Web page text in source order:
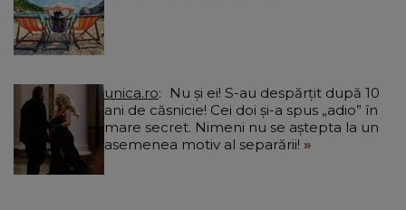
unica.ro
ani de căsnicie! Cei doi și-a spus „adio” în
mare secret. Nimeni nu se aștepta la un
asemenea motiv al separării!